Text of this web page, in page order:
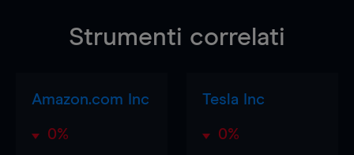
Strumenti correlati
Amazon.com Inc
0%
Tesla Inc
0%